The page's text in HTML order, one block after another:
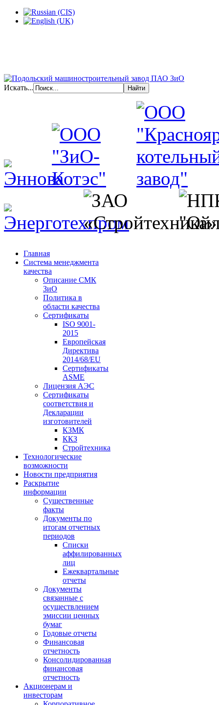
Искать...
Главная
Система менеджмента
качества
Описание СМК
ЗиО
Политика в
области качества
Сертификаты
ISO 9001-
2015
Европейская
Директива
2014/68/EU
Сертификаты
ASME
Лицензия АЭС
Сертификаты
соответствия и
Декларации
изготовителей
КЗМК
ККЗ
Стройтехника
Технологические
возможности
Новости предприятия
Раскрытие
информации
Существенные
факты
Документы по
итогам отчетных
периодов
Списки
аффилированных
лиц
Ежеквартальные
отчеты
Документы
связанные с
осуществлением
эмиссии ценных
бумаг
Годовые отчеты
Финансовая
отчетность
Консолидированная
финансовая
отчетность
Акционерам и
инвесторам